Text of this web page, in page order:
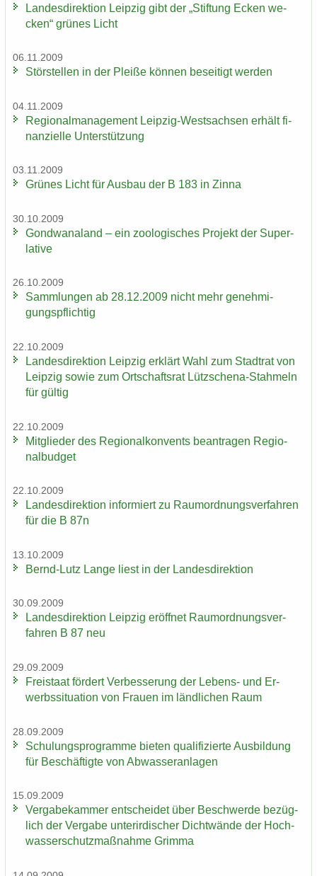
Lan­des­di­rek­ti­on Leip­zig gibt der „Stif­tung Ecken we­
cken“ grü­nes Licht
06.11.2009
Stör­stel­len in der Plei­ße kön­nen be­sei­tigt wer­den
04.11.2009
Re­gio­nal­ma­nage­ment Leipzig-​Westsachsen er­hält fi­
nan­zi­el­le Un­ter­stüt­zung
03.11.2009
Grü­nes Licht für Aus­bau der B 183 in Zinna
30.10.2009
Gond­wa­na­land – ein zoo­lo­gi­sches Pro­jekt der Su­per­
la­ti­ve
26.10.2009
Samm­lun­gen ab 28.12.2009 nicht mehr ge­neh­mi­
gungs­pflich­tig
22.10.2009
Lan­des­di­rek­ti­on Leip­zig er­klärt Wahl zum Stadt­rat von
Leip­zig sowie zum Ort­schafts­rat Lützschena-​Stahmeln
für gül­tig
22.10.2009
Mit­glie­der des Re­gio­nal­kon­vents be­an­tra­gen Re­gio­
nal­bud­get
22.10.2009
Lan­des­di­rek­ti­on in­for­miert zu Raum­ord­nungs­ver­fah­ren
für die B 87n
13.10.2009
Bernd-​Lutz Lange liest in der Lan­des­di­rek­ti­on
30.09.2009
Lan­des­di­rek­ti­on Leip­zig er­öff­net Raum­ord­nungs­ver­
fah­ren B 87 neu
29.09.2009
Frei­staat för­dert Ver­bes­se­rung der Lebens-​ und Er­
werbs­si­tua­ti­on von Frau­en im länd­li­chen Raum
28.09.2009
Schu­lungs­pro­gram­me bie­ten qua­li­fi­zier­te Aus­bil­dung
für Be­schäf­tig­te von Ab­was­ser­an­la­gen
15.09.2009
Ver­ga­be­kam­mer ent­schei­det über Be­schwer­de be­züg­
lich der Ver­ga­be un­ter­ir­di­scher Dicht­wän­de der Hoch­
was­ser­schutz­maß­nah­me Grim­ma